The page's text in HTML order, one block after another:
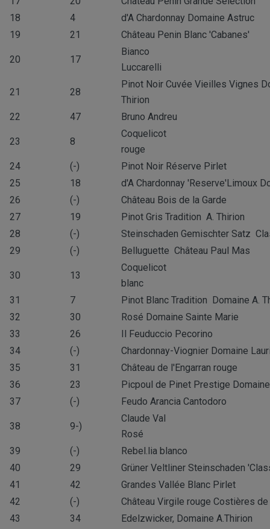
18
4
d'A Chardonnay Domaine Astruc
19
21 Château Penin Blanc 'Cabanes'
20 17
Bianco
Luccarelli
21 28
Pinot Noir Cuvée Vieilles Vignes
Thirion
22
47 Bruno Andreu
23 8
Coquelicot
rouge
24
(-)
Pinot Noir Réserve Pirlet
25
18
d'A Chardonnay 'Reserve'Limoux
26
(-)
Château Bois de la Garde
27
19
Pinot Gris Tradition A. Thirion
28
(-)
Steinschaden Gemischter Satz
29
(-) Belluguette Château Paul Mas
30 13
Coquelicot
blanc
31
7
Pinot Blanc Tradition Domaine A.
32
30
Rosé Domaine Sainte Marie
33
26
Il Feuduccio Pecorino
34
(-)
Chardonnay-Viognier Domaine
35
31
Château de l'Engarran rouge
36
23
Picpoul de Pinet Prestige
37
(-) Feudo Arancia Cantodoro
38 9-)
Claude Val
Rosé
39
(-)
Rebel.lia blanco
40
29
Grüner Veltliner Steinschaden
41
42
Grandes Vallée Blanc Pirlet
42
(-)
Château Virgile rouge Costières
43
34
Edelzwicker, Domaine A.Thirion